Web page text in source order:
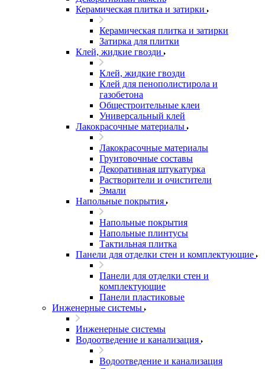
Керамическая плитка и затирки
Керамическая плитка и затирки
Затирка для плитки
Клей, жидкие гвозди
Клей, жидкие гвозди
Клей для пенополистирола и
газобетона
Общестроительные клеи
Универсальный клей
Лакокрасочные материалы
Лакокрасочные материалы
Грунтовочные составы
Декоративная штукатурка
Растворители и очистители
Эмали
Напольные покрытия
Напольные покрытия
Напольные плинтусы
Тактильная плитка
Панели для отделки стен и комплектующие
Панели для отделки стен и
комплектующие
Панели пластиковые
Инженерные системы
Инженерные системы
Водоотведение и канализация
Водоотведение и канализация